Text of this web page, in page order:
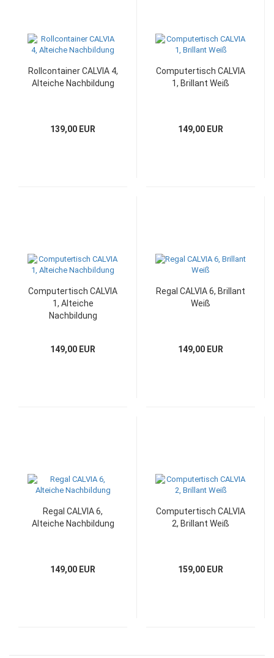
Rollcontainer CALVIA 4,
Alteiche Nachbildung
139,00 EUR
Computertisch CALVIA
1, Brillant Weiß
149,00 EUR
Computertisch CALVIA
1, Alteiche
Nachbildung
149,00 EUR
Regal CALVIA 6, Brillant
Weiß
149,00 EUR
Regal CALVIA 6,
Alteiche Nachbildung
149,00 EUR
Computertisch CALVIA
2, Brillant Weiß
159,00 EUR